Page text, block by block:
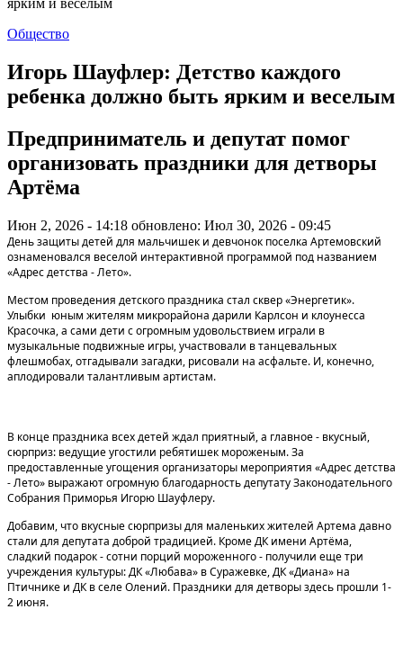
Общество
Игорь Шауфлер: Детство каждого
ребенка должно быть ярким и веселым
Предприниматель и депутат помог
организовать праздники для детворы
Артёма
Июн 2, 2026 - 14:18 обновлено: Июл 30, 2026 - 09:45
День защиты детей для мальчишек и девчонок поселка Артемовский
ознаменовался веселой интерактивной программой под названием
«Адрес детства - Лето».
Местом проведения детского праздника стал сквер «Энергетик».
Улыбки юным жителям микрорайона дарили Карлсон и клоунесса
Красочка, а сами дети с огромным удовольствием играли в
музыкальные подвижные игры, участвовали в танцевальных
флешмобах, отгадывали загадки, рисовали на асфальте. И, конечно,
аплодировали талантливым артистам.
В конце праздника всех детей ждал приятный, а главное - вкусный,
сюрприз: ведущие угостили ребятишек мороженым. За
предоставленные угощения организаторы мероприятия «Адрес детства
- Лето» выражают огромную благодарность депутату Законодательного
Собрания Приморья Игорю Шауфлеру.
Добавим, что вкусные сюрпризы для маленьких жителей Артема давно
стали для депутата доброй традицией. Кроме ДК имени Артёма,
сладкий подарок - сотни порций мороженного - получили еще три
учреждения культуры: ДК «Любава» в Суражевке, ДК «Диана» на
Птичнике и ДК в селе Олений. Праздники для детворы здесь прошли 1-
2 июня.